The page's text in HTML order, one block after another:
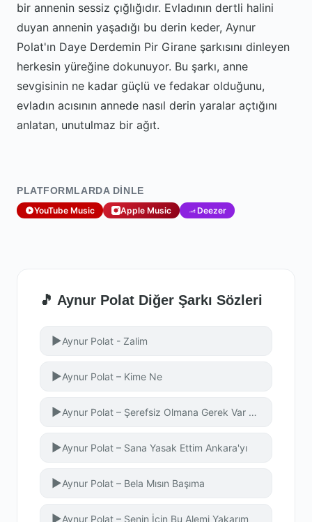
bir annenin sessiz çığlığıdır. Evladının dertli halini
duyan annenin yaşadığı bu derin keder, Aynur
Polat'ın Daye Derdemin Pir Girane şarkısını dinleyen
herkesin yüreğine dokunuyor. Bu şarkı, anne
sevgisinin ne kadar güçlü ve fedakar olduğunu,
evladın acısının annede nasıl derin yaralar açtığını
anlatan, unutulmaz bir ağıt.
PLATFORMLARDA DINLE
YouTube Music Apple Music Deezer
🎵 Aynur Polat Diğer Şarkı Sözleri
▶Aynur Polat - Zalim
▶Aynur Polat – Kime Ne
▶ Aynur Polat – Şerefsiz Olmana Gerek Var Mıydı
▶Aynur Polat – Sana Yasak Ettim Ankara'yı
▶Aynur Polat – Bela Mısın Başıma
▶Aynur Polat – Senin İçin Bu Alemi Yakarım